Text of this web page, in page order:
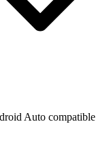
Auto compatible